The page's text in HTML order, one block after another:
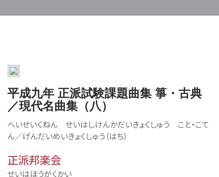
平成九年 正派試験課題曲集 箏・古典
／現代名曲集（八）
へいせいくねん せいはしけんかだいきょくしゅう こと・こて
ん／げんだいめいきょくしゅう（はち）
正派邦楽会
せいはほうがくかい